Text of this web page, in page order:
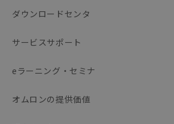
ダウンロードセンタ
サービスサポート
eラーニング・セミナ
オムロンの提供価値